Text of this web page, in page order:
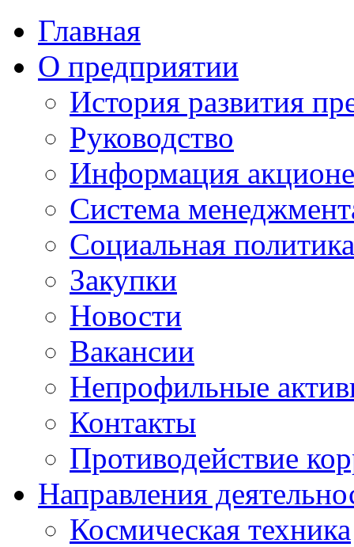
Главная
О предприятии
История развития
Руководство
Информация
Система
Социальная политика
Закупки
Новости
Вакансии
Непрофильные
Контакты
Противодействие
Направления
Космическая техника